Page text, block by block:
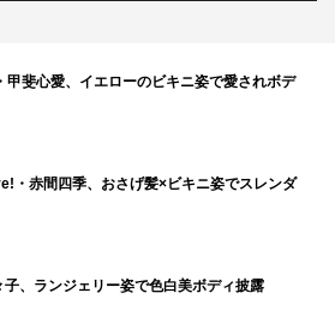
甲斐心愛、イエローのビキニ姿で愛されボデ
・赤間四季、おさげ髪×ビキニ姿でスレンダ
子、ランジェリー姿で色白美ボディ披露